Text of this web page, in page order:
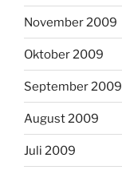
November 2009
Oktober 2009
September 2009
August 2009
Juli 2009